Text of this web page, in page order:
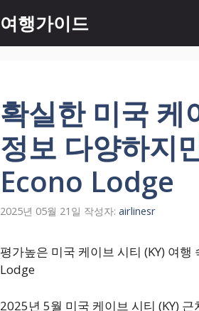
여행가이드
확실한 미국 케
정보 다양하지
Econo Lodge
2025년 05월 21일 작성자: airlinesr
평가높은 미국 케이브 시티 (KY) 여
Lodge
2025년 5월 미국 케이브 시티 (KY)